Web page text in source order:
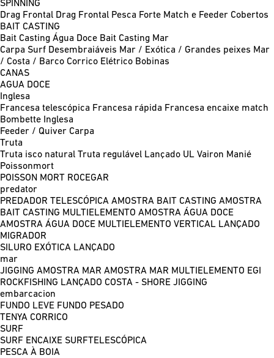
SPINNING
Drag Frontal Drag Frontal Pesca Forte Match e Feeder Cobertos
BAIT CASTING
Bait Casting Água Doce Bait Casting Mar
Carpa Surf Desembraiáveis Mar / Exótica / Grandes peixes Mar
/ Costa / Barco Corrico Elétrico Bobinas
CANAS
AGUA DOCE
Inglesa
Francesa telescópica Francesa rápida Francesa encaixe match
Bombette Inglesa
Feeder / Quiver Carpa
Truta
Truta isco natural Truta regulável Lançado UL Vairon Manié
Poissonmort
POISSON MORT ROCEGAR
predator
PREDADOR TELESCÓPICA AMOSTRA BAIT CASTING AMOSTRA
BAIT CASTING MULTIELEMENTO AMOSTRA ÁGUA DOCE
AMOSTRA ÁGUA DOCE MULTIELEMENTO VERTICAL LANÇADO
MIGRADOR
SILURO EXÓTICA LANÇADO
mar
JIGGING AMOSTRA MAR AMOSTRA MAR MULTIELEMENTO EGI
ROCKFISHING LANÇADO COSTA - SHORE JIGGING
embarcacion
FUNDO LEVE FUNDO PESADO
TENYA CORRICO
SURF
SURF ENCAIXE SURFTELESCÓPICA
PESCA À BOIA